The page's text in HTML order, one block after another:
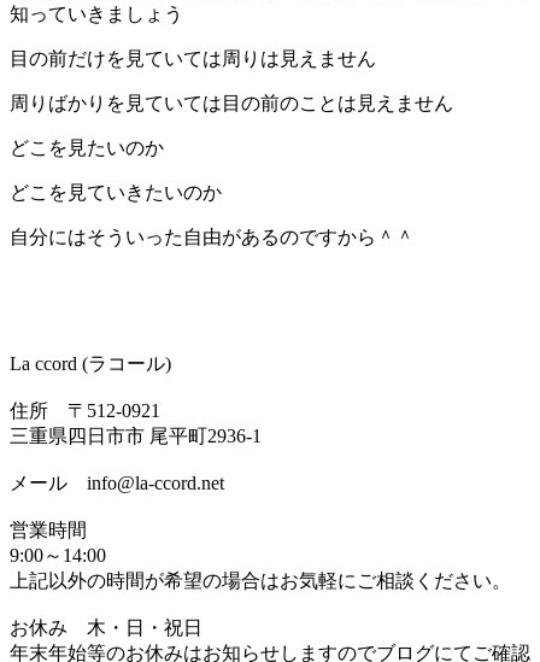
知っていきましょう
目の前だけを見ていては周りは見えません
周りばかりを見ていては目の前のことは見えません
どこを見たいのか
どこを見ていきたいのか
自分にはそういった自由があるのですから＾＾
La ccord (ラコール)
住所 〒512-0921
三重県四日市市 尾平町2936-1
メール info@la-ccord.net
営業時間
9:00～14:00
上記以外の時間が希望の場合はお気軽にご相談ください。
お休み 木・日・祝日
年末年始等のお休みはお知らせしますのでブログにてご確認